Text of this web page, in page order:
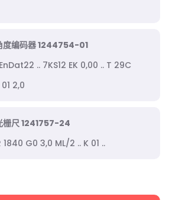
度编码器 1244754-01
.. 7KS12 EK 0,00 .. T 29C
2,0
栅尺 1241757-24
G0 3,0 ML/2 .. K 01 ..